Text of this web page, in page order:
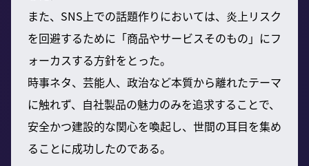
また、SNS上での話題作りにおいては、炎上リスク
を回避するために「商品やサービスそのもの」にフ
ォーカスする方針をとった。
時事ネタ、芸能人、政治など本質から離れたテーマ
に触れず、自社製品の魅力のみを追求することで、
安全かつ建設的な関心を喚起し、世間の耳目を集め
ることに成功したのである。